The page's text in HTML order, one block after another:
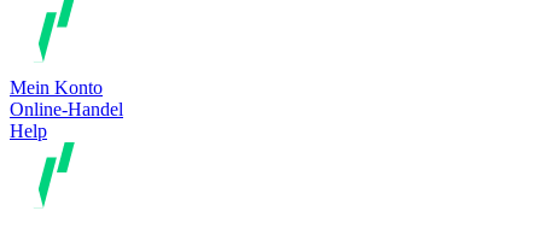
Mein Konto
Online-Handel
Help